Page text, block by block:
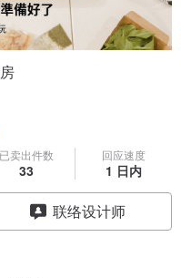
已卖出件数
33
回应速度
1 日内
联络设计师